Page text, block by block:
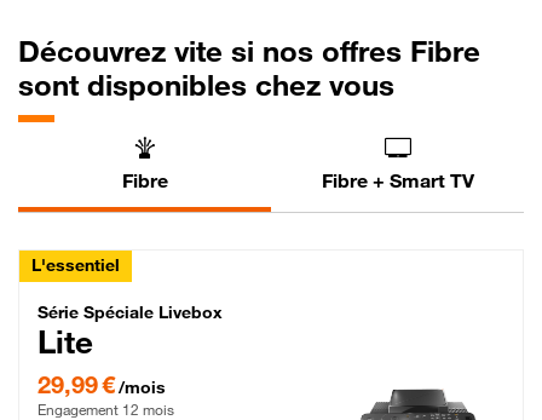
Découvrez vite si nos offres Fibre
sont disponibles chez vous
Fibre Fibre + Smart TV
L'essentiel
Série Spéciale Livebox Lite Fibre
Série Spéciale Livebox
Lite
29,99 €/mois
Engagement 12 mois